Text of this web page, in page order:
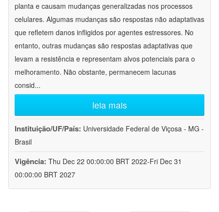
planta e causam mudanças generalizadas nos processos
celulares. Algumas mudanças são respostas não adaptativas
que refletem danos infligidos por agentes estressores. No
entanto, outras mudanças são respostas adaptativas que
levam a resistência e representam alvos potenciais para o
melhoramento. Não obstante, permanecem lacunas
consid...
leia mais
Instituição/UF/País: Universidade Federal de Viçosa - MG -
Brasil
Vigência: Thu Dec 22 00:00:00 BRT 2022-Fri Dec 31
00:00:00 BRT 2027